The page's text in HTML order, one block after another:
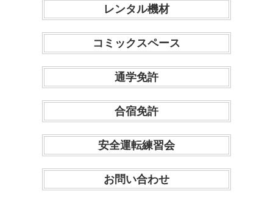
レンタル機材
コミックスペース
通学免許
合宿免許
安全運転練習会
お問い合わせ